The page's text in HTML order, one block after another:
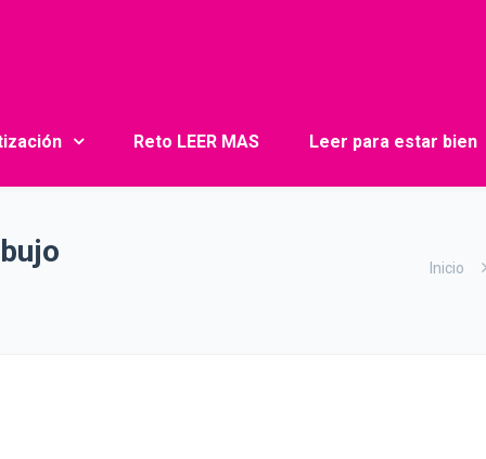
Reto LEER MAS Leer para estar bien
Inicio